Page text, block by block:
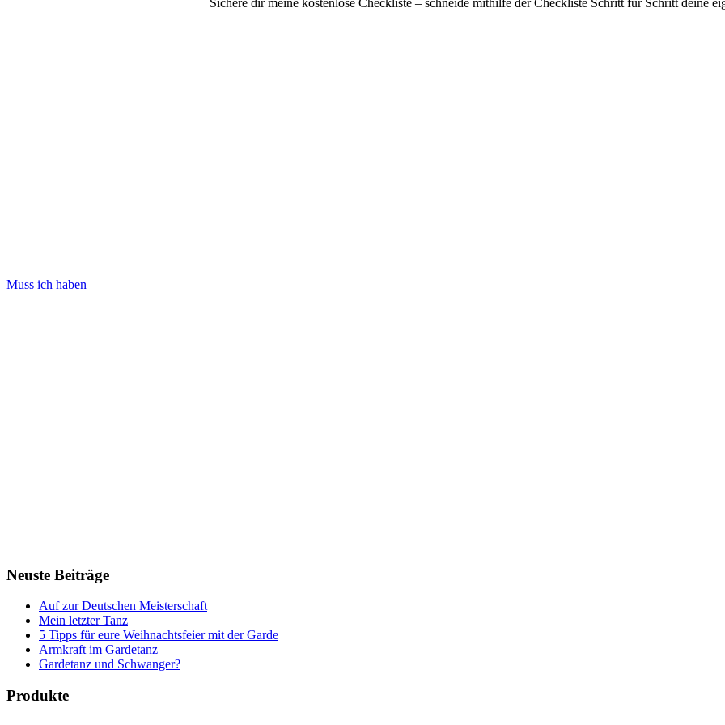
Sichere dir meine kostenlose Checkliste – schneide mithilfe der Checkliste Schritt für Schritt deine
Muss ich haben
Neuste Beiträge
Auf zur Deutschen Meisterschaft
Mein letzter Tanz
5 Tipps für eure Weihnachtsfeier mit der Garde
Armkraft im Gardetanz
Gardetanz und Schwanger?
Produkte